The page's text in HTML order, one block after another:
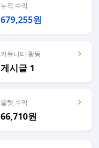
누적 수익
679,255원
커뮤니티 활동
게시글 1
룰렛 수익
66,710원